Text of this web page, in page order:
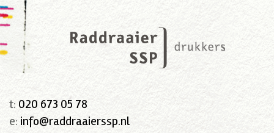
t: 020 673 05 78
e: info@raddraaierssp.nl